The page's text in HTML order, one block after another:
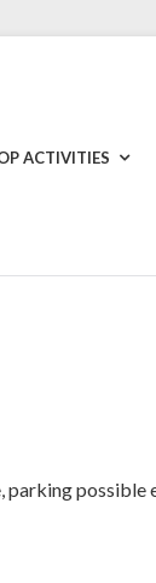
ACTIVITIES
possible